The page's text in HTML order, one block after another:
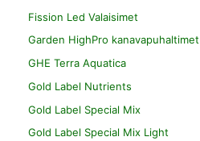
Fission Led Valaisimet
Garden HighPro kanavapuhaltimet
GHE Terra Aquatica
Gold Label Nutrients
Gold Label Special Mix
Gold Label Special Mix Light